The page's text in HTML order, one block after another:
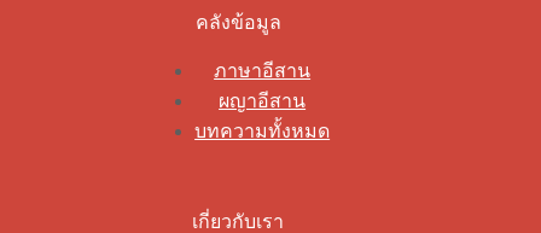
คลังข้อมูล
ภาษาอีสาน
ผญาอีสาน
บทความทั้งหมด
เกี่ยวกับเรา